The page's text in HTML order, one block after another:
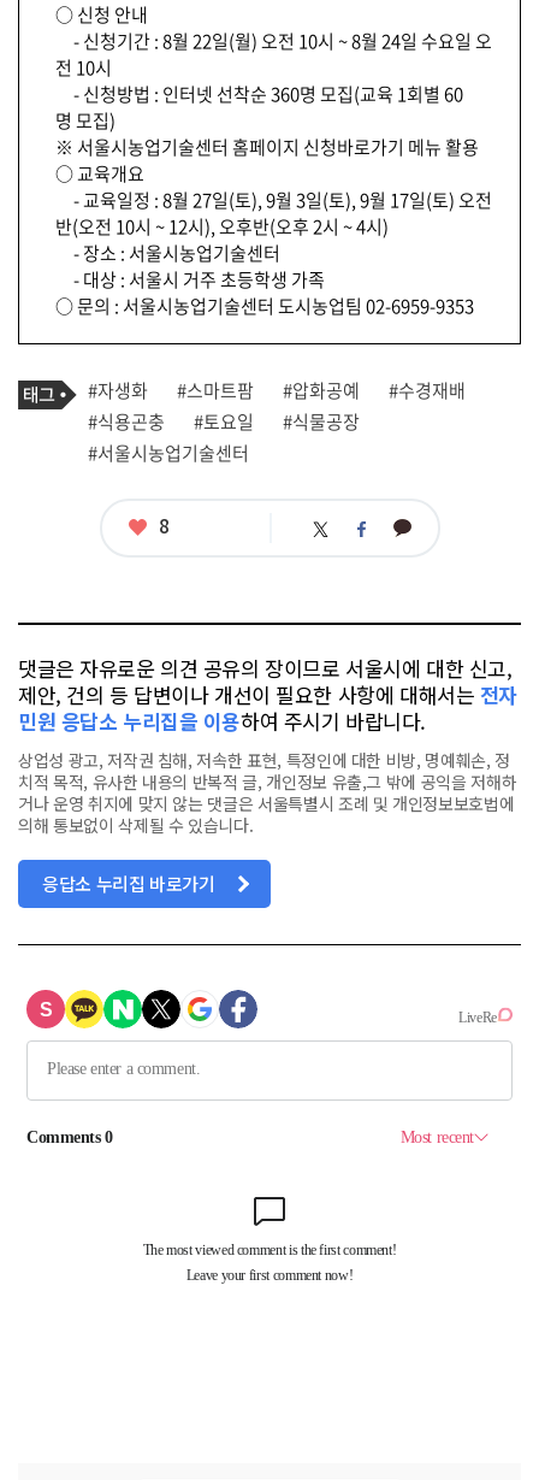
○ 신청 안내
- 신청기간 : 8월 22일(월) 오전 10시 ~ 8월 24일 수요일 오
전 10시
- 신청방법 : 인터넷 선착순 360명 모집(교육 1회별 60
명 모집)
※ 서울시농업기술센터 홈페이지 신청바로가기 메뉴 활용
○ 교육개요
- 교육일정 : 8월 27일(토), 9월 3일(토), 9월 17일(토) 오전
반(오전 10시 ~ 12시), 오후반(오후 2시 ~ 4시)
- 장소 : 서울시농업기술센터
- 대상 : 서울시 거주 초등학생 가족
○ 문의 : 서울시농업기술센터 도시농업팀 02-6959-9353
기
사
관
련
태
태
그
#자생화 #스마트팜 #압화공예
#수경재배
#식용곤충
#토요일
#식물공장
#서울시농업기술센터
좋
8 트 페 카
댓글은 자유로운 의견 공유의 장이므로 서울시에 대한 신고,
제안, 건의 등 답변이나 개선이 필요한 사항에 대해서는 전자
민원 응답소 누리집을 이용하여 주시기 바랍니다.
상업성 광고, 저작권 침해, 저속한 표현, 특정인에 대한 비방, 명예훼손, 정
치적 목적, 유사한 내용의 반복적 글, 개인정보 유출,그 밖에 공익을 저해하
거나 운영 취지에 맞지 않는 댓글은 서울특별시 조례 및 개인정보보호법에
의해 통보없이 삭제될 수 있습니다.
응답소 누리집 바로가기